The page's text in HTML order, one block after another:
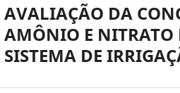
AVALIAÇÃO DA
AMÔNIO E NITRATO
SISTEMA DE